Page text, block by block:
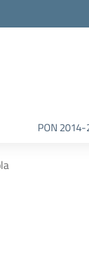
PON